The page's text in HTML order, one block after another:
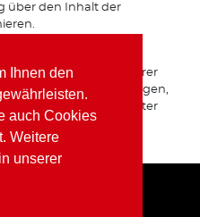
Ihnen den
auch Cookies
Weitere
unserer
über den Inhalt der
oder Nutzung Ihrer
Berichtigungen,
sowie Widerruf erteilter
an unsere(n)